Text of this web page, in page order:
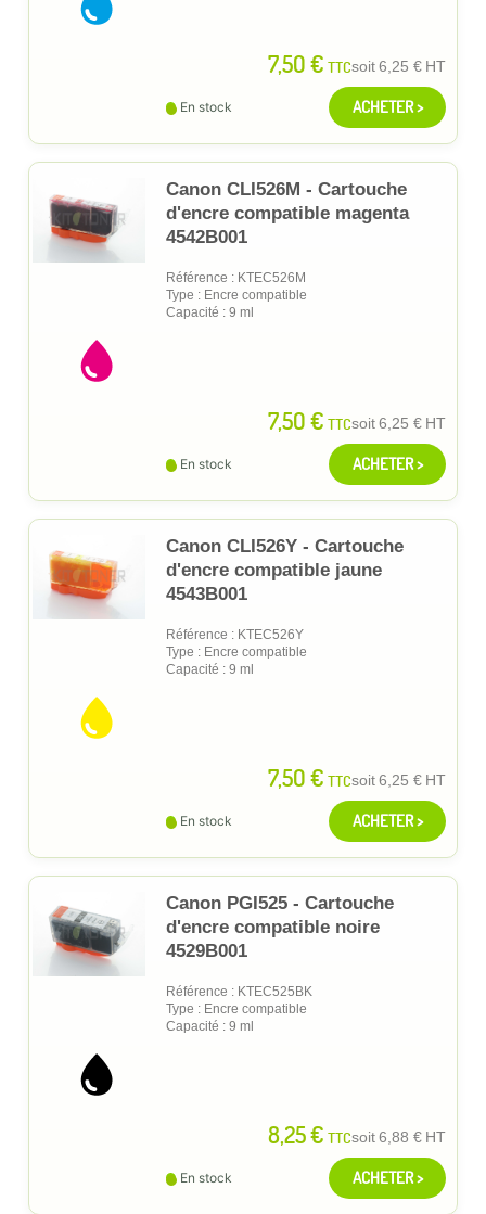
7,50 € TTCsoit6,25 € HT
En stock ACHETER >
Canon CLI526M - Cartouche
d'encre compatible magenta
4542B001
Référence : KTEC526M
Type : Encre compatible
Capacité : 9 ml
7,50 € TTCsoit6,25 € HT
En stock ACHETER >
Canon CLI526Y - Cartouche
d'encre compatible jaune
4543B001
Référence : KTEC526Y
Type : Encre compatible
Capacité : 9 ml
7,50 € TTCsoit6,25 € HT
En stock ACHETER >
Canon PGI525 - Cartouche
d'encre compatible noire
4529B001
Référence : KTEC525BK
Type : Encre compatible
Capacité : 9 ml
8,25 € TTCsoit6,88 € HT
En stock ACHETER >